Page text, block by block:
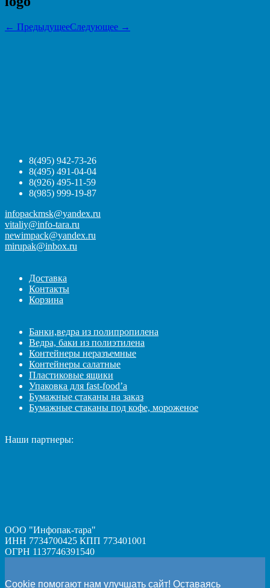
← ПредыдущееСледующее →
8(495) 942-73-26
8(495) 491-04-04
8(926) 495-11-59
8(985) 999-19-87
infopackmsk@yandex.ru
vitaliy@info-tara.ru
newimpack@yandex.ru
mirupak@inbox.ru
Доставка
Контакты
Корзина
Банки,ведра из полипропилена
Ведра, баки из полиэтилена
Контейнеры неразъемные
Контейнеры салатные
Пластиковые ящики
Упаковка для fast-food’а
Бумажные стаканы на заказ
Бумажные стаканы под кофе, мороженое
Наши партнеры:
ООО "Инфопак-тара"
ИНН 7734700425 КПП 773401001
ОГРН 1137746391540
Cookie помогают нам улучшать сайт! Оставаясь